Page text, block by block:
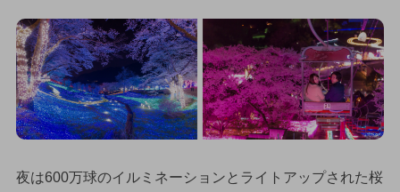
夜は600万球のイルミネーションとライトアップされた桜